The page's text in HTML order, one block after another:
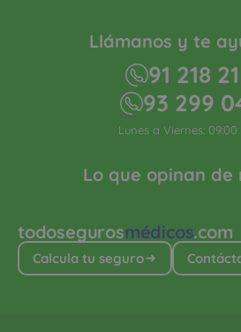
todosegurosmédicos.com
Calcula tu seguro
Lo que opinan de
Llámanos y te
91 218
93 299
Lunes a Viernes: 09:00